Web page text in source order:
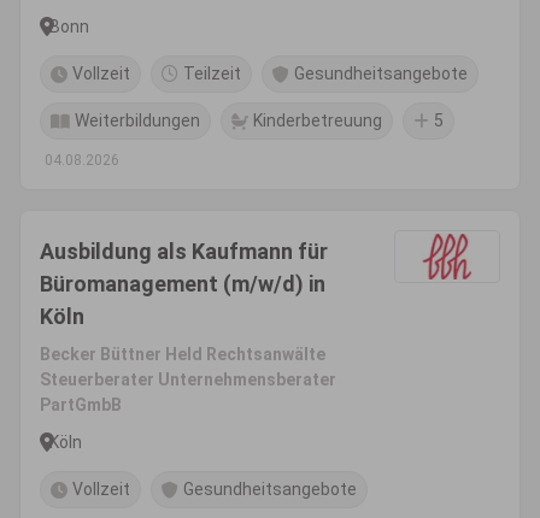
Bonn
Vollzeit Teilzeit Gesundheitsangebote
Weiterbildungen Kinderbetreuung 5
04.08.2026
Ausbildung als Kaufmann für
Büromanagement (m/w/d) in
Köln
Becker Büttner Held Rechtsanwälte
Steuerberater Unternehmensberater
PartGmbB
Köln
Vollzeit Gesundheitsangebote